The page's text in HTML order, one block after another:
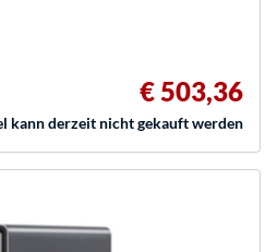
€ 503,36
kann derzeit nicht gekauft werden